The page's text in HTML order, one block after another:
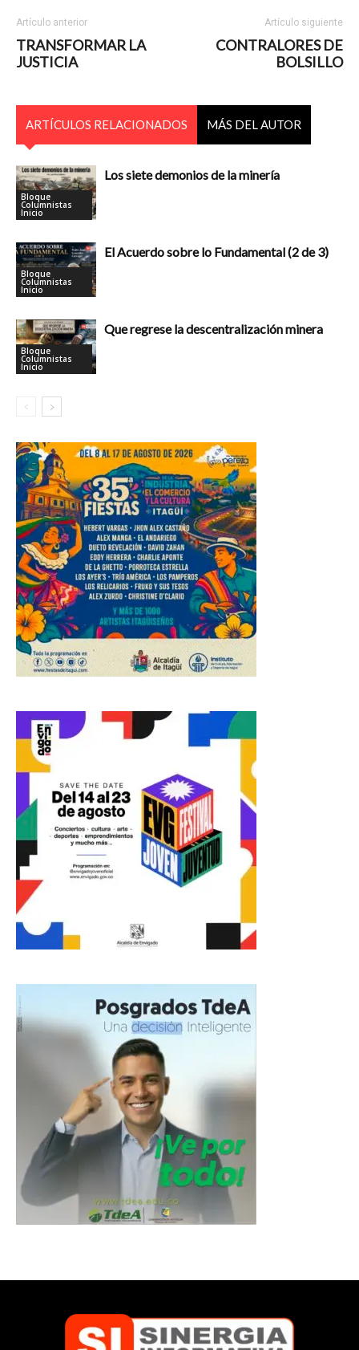
Artículo anterior
TRANSFORMAR LA
JUSTICIA
Artículo siguiente
CONTRALORES DE
BOLSILLO
ARTÍCULOS RELACIONADOS MÁS DEL AUTOR
Bloque
Columnistas
Inicio
Los siete demonios de la minería
Bloque
Columnistas
Inicio
El Acuerdo sobre lo Fundamental (2 de 3)
Bloque
Columnistas
Inicio
Que regrese la descentralización minera